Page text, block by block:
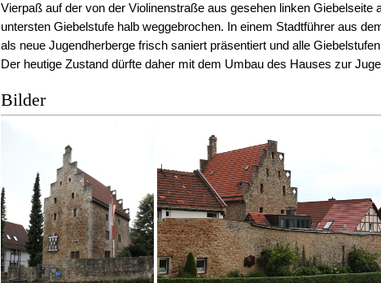
Vierpaß auf der von der Violinenstraße aus gesehen linken Giebelseite
untersten Giebelstufe halb weggebrochen. In einem Stadtführer aus
als neue Jugendherberge frisch saniert präsentiert und alle
Der heutige Zustand dürfte daher mit dem Umbau des Hauses zur
Bilder